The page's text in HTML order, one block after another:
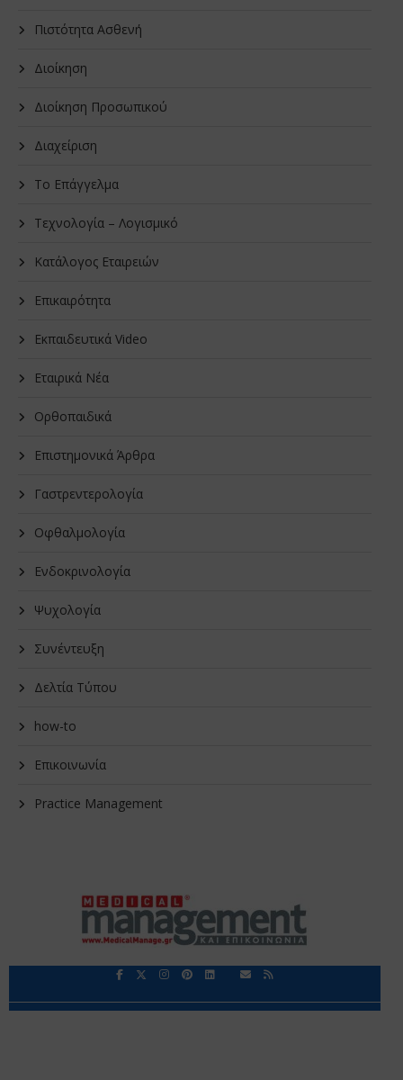
Πιστότητα Ασθενή
Διοίκηση
Διοίκηση Προσωπικού
Διαχείριση
Το Επάγγελμα
Τεχνολογία – Λογισμικό
Κατάλογος Εταιρειών
Επικαιρότητα
Εκπαιδευτικά Video
Εταιρικά Νέα
Oρθοπαιδικά
Επιστημονικά Άρθρα
Γαστρεντερολογία
Οφθαλμολογία
Ενδοκρινολογία
Ψυχολογία
Συνέντευξη
Δελτία Τύπου
how-to
Επικοινωνία
Practice Management